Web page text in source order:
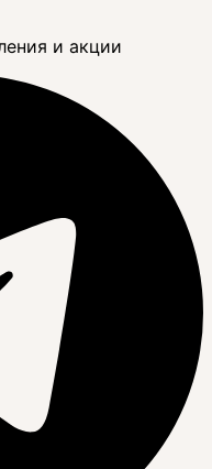
и акции